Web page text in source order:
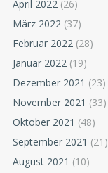
April 2022 (26)
März 2022 (37)
Februar 2022 (28)
Januar 2022 (19)
Dezember 2021 (23)
November 2021 (33)
Oktober 2021 (48)
September 2021 (21)
August 2021 (10)